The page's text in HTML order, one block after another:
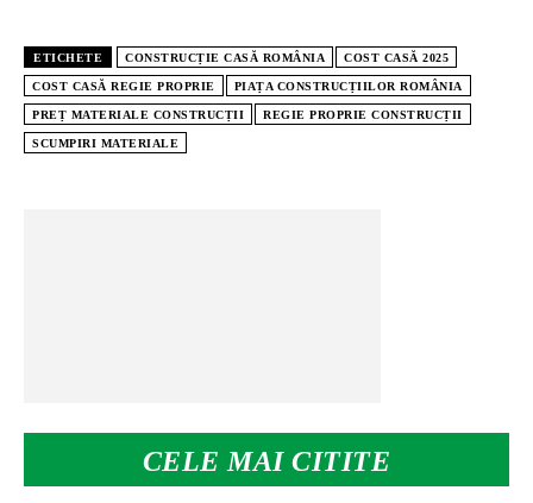
CELE MAI CITITE
ETICHETE CONSTRUCȚIE CASĂ ROMÂNIA COST CASĂ 2025
COST CASĂ REGIE PROPRIE PIAȚA CONSTRUCȚIILOR ROMÂNIA
PREȚ MATERIALE CONSTRUCȚII REGIE PROPRIE CONSTRUCȚII
SCUMPIRI MATERIALE